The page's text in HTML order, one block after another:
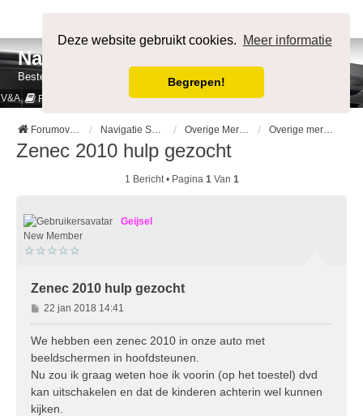
Deze website gebruikt cookies. Meer informatie
Begrepen!
NavigatieForum
Bestemming bereikt.
V&A Regels
Forumoverzicht Navigatie Systemen op merk Overige Merken Overige merken -- VASTE INBOUW --
Zenec 2010 hulp gezocht
1 Bericht • Pagina 1Van 1
Geijsel
New Member
Zenec 2010 hulp gezocht
B
e
r
c
h
t
22 jan 2018 14:41
We hebben een zenec 2010 in onze auto met
beeldschermen in hoofdsteunen.
Nu zou ik graag weten hoe ik voorin (op het toestel) dvd
kan uitschakelen en dat de kinderen achterin wel kunnen
kijken.